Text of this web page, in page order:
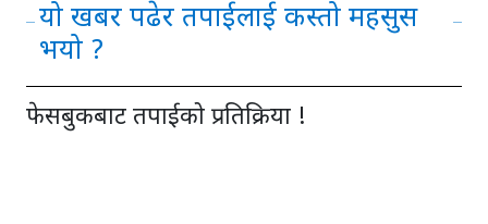
यो खबर पढेर तपाईलाई कस्तो महसुस
भयो ?
फेसबुकबाट तपाईको प्रतिक्रिया !